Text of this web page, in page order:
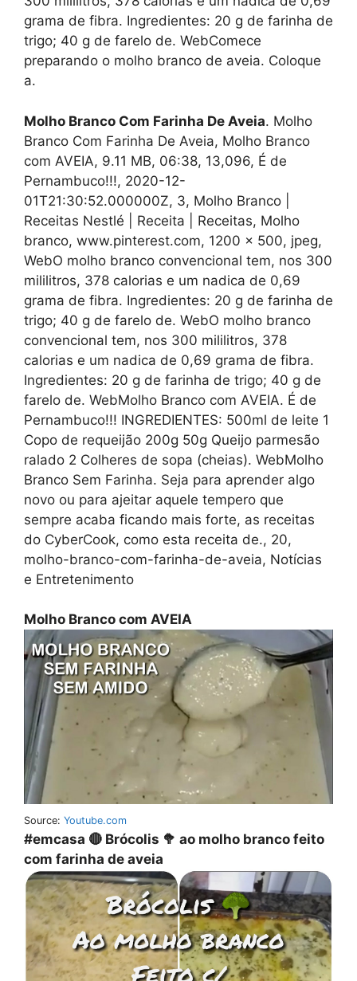
grama de fibra. Ingredientes: 20 g de farinha de
trigo; 40 g de farelo de. WebComece
preparando o molho branco de aveia. Coloque
a.
Molho Branco Com Farinha De Aveia. Molho
Branco Com Farinha De Aveia, Molho Branco
com AVEIA, 9.11 MB, 06:38, 13,096, É de
Pernambuco!!!, 2020-12-
01T21:30:52.000000Z, 3, Molho Branco |
Receitas Nestlé | Receita | Receitas, Molho
branco, www.pinterest.com, 1200 x 500, jpeg,
WebO molho branco convencional tem, nos 300
mililitros, 378 calorias e um nadica de 0,69
grama de fibra. Ingredientes: 20 g de farinha de
trigo; 40 g de farelo de. WebO molho branco
convencional tem, nos 300 mililitros, 378
calorias e um nadica de 0,69 grama de fibra.
Ingredientes: 20 g de farinha de trigo; 40 g de
farelo de. WebMolho Branco com AVEIA. É de
Pernambuco!!! INGREDIENTES: 500ml de leite 1
Copo de requeijão 200g 50g Queijo parmesão
ralado 2 Colheres de sopa (cheias). WebMolho
Branco Sem Farinha. Seja para aprender algo
novo ou para ajeitar aquele tempero que
sempre acaba ficando mais forte, as receitas
do CyberCook, como esta receita de., 20,
molho-branco-com-farinha-de-aveia, Notícias
e Entretenimento
Molho Branco com AVEIA
Source: Youtube.com
#emcasa 🔴 Brócolis 🥦 ao molho branco feito
com farinha de aveia